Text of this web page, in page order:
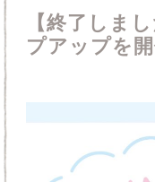
【終了しま
プアップを